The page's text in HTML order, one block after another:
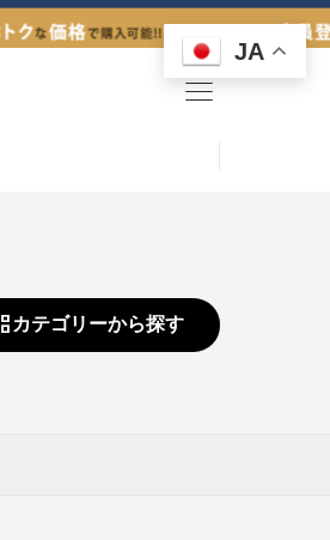
JA
menu
カテゴリーから探す